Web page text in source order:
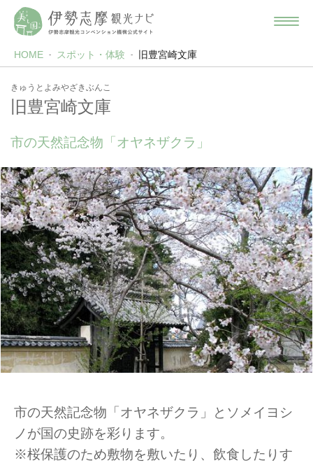
HOME スポット・体験 旧豊宮崎文庫
きゅうとよみやざきぶんこ
旧豊宮崎文庫
市の天然記念物「オヤネザクラ」
市の天然記念物「オヤネザクラ」とソメイヨシ
ノが国の史跡を彩ります。
※桜保護のため敷物を敷いたり、飲食したりす